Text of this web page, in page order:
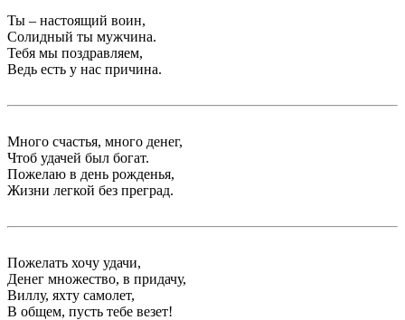
Ты – настоящий воин,
Солидный ты мужчина.
Тебя мы поздравляем,
Ведь есть у нас причина.
Много счастья, много денег,
Чтоб удачей был богат.
Пожелаю в день рожденья,
Жизни легкой без преград.
Пожелать хочу удачи,
Денег множество, в придачу,
Виллу, яхту самолет,
В общем, пусть тебе везет!